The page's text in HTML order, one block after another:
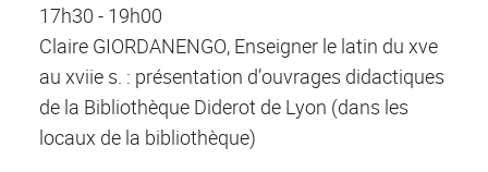
17h30 - 19h00
Claire GIORDANENGO, Enseigner le latin du xve
au xviie s. : présentation d’ouvrages didactiques
de la Bibliothèque Diderot de Lyon (dans les
locaux de la bibliothèque)